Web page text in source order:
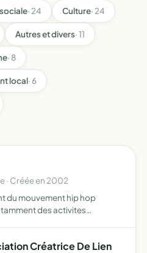
· 24 Culture· 24
Autres et divers· 11
· 8
local· 6
· Créée en 2002
du mouvement hip hop
des activites
Créatrice De Lien